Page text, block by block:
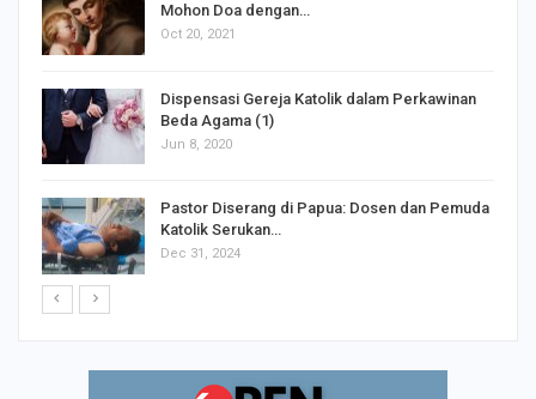
Mohon Doa dengan…
Oct 20, 2021
Dispensasi Gereja Katolik dalam Perkawinan
Beda Agama (1)
Jun 8, 2020
Pastor Diserang di Papua: Dosen dan Pemuda
Katolik Serukan…
Dec 31, 2024